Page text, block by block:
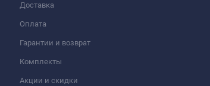
Доставка
Оплата
Гарантии и возврат
Комплекты
Акции и скидки